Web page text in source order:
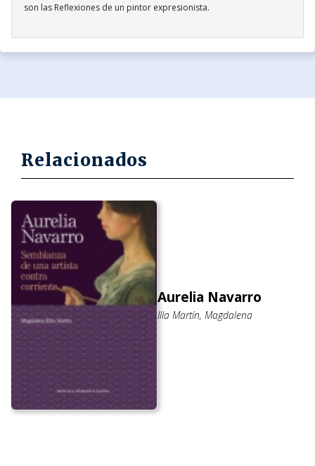
son las Reflexiones de un pintor expresionista.
Relacionados
Aurelia Navarro
Illa Martín, Magdalena